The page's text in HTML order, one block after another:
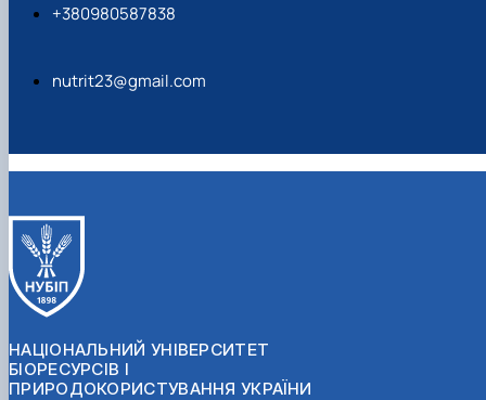
+380980587838
nutrit23@gmail.com
НАЦІОНАЛЬНИЙ УНІВЕРСИТЕТ
БІОРЕСУРСІВ І
ПРИРОДОКОРИСТУВАННЯ УКРАЇНИ